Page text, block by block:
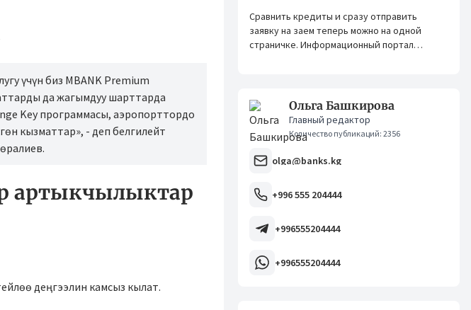
үчүн биз MBANK Premium
да жагымдуу шарттарда
Key программасы, аэропорттордо
кызматтар», - деп белгилейт
артыкчылыктар
деңгээлин камсыз кылат.
Banks.kg и Bank.kg стали
партнерами
Сравнить кредиты и сразу отправить
заявку на заем теперь можно на одной
страничке. Информационный портал
Ольга Башкирова
Главный редактор
Количество публикаций: 2356
olga@banks.kg
+996 555 204444
+996555204444
+996555204444